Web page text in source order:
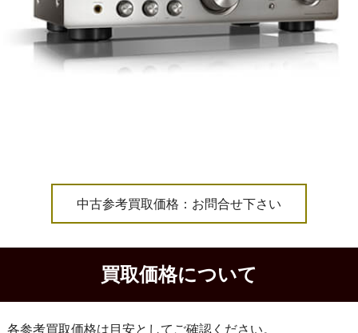
中古参考買取価格：お問合せ下さい
買取価格について
各参考買取価格は目安としてご確認ください。